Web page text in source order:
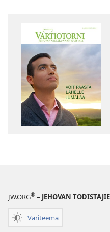
JW.ORG® – JEHOVAN
Väriteema